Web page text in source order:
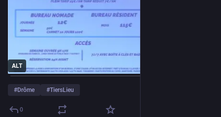
ALT
#Drôme #TiersLieu
0